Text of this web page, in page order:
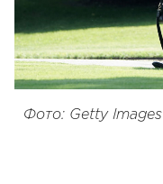
Фото: Getty Images